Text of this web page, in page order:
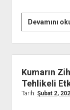
Devamını
Kumarın
Tehlikeli
Tarih: Şubat 2,